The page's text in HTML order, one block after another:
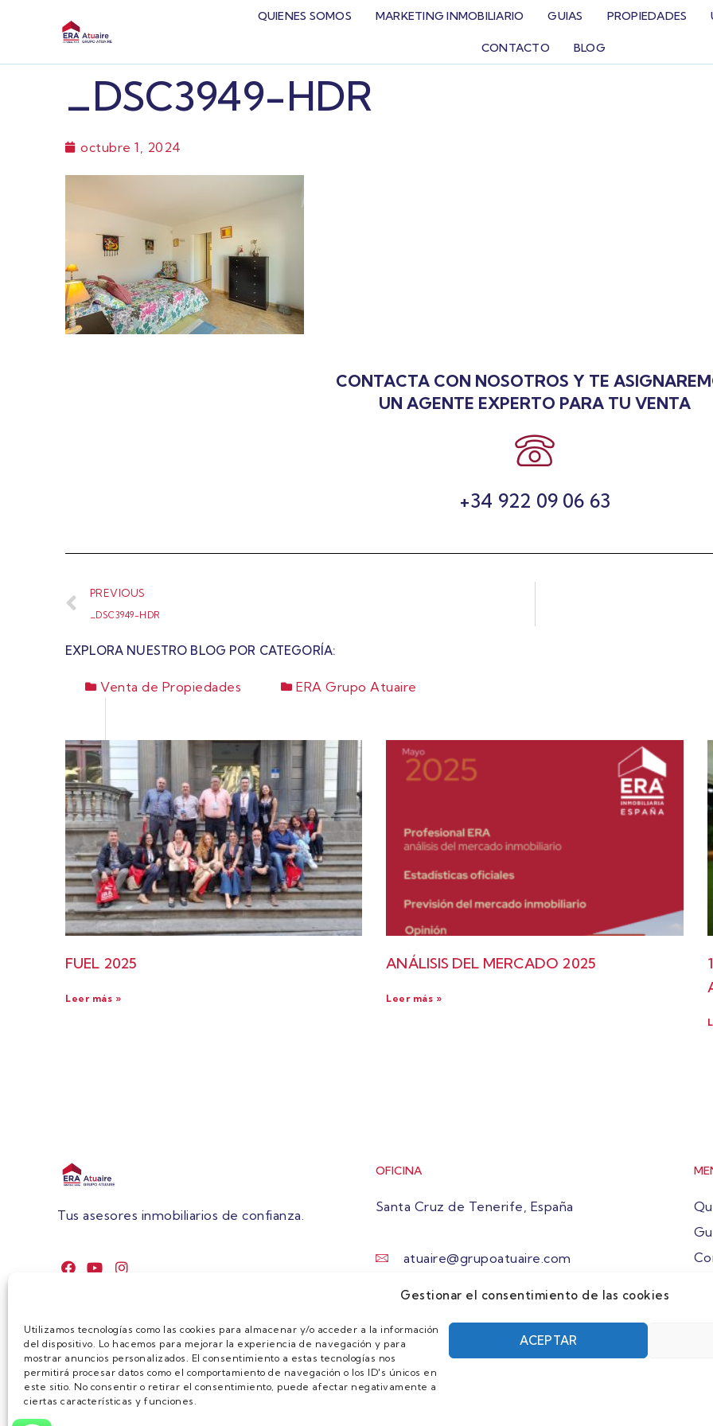
Gestionar el consentimiento de las cookies
Utilizamos tecnologías como las cookies para almacenar y/o acceder a la información
del dispositivo. Lo hacemos para mejorar la experiencia de navegación y para
mostrar anuncios personalizados. El consentimiento a estas tecnologías nos
permitirá procesar datos como el comportamiento de navegación o los ID's únicos en
este sitio. No consentir o retirar el consentimiento, puede afectar negativamente a
ciertas características y funciones.
ACEPTAR
QUIENES SOMOS MARKETING INMOBILIARIO GUIAS PROPIEDADES
CONTACTO BLOG
_DSC3949-HDR
octubre 1, 2024
CONTACTA CON NOSOTROS Y TE
UN AGENTE EXPERTO PARA TU VENTA
+34 922 09 06 63
PREVIOUS
_DSC3949-HDR
EXPLORA NUESTRO BLOG POR CATEGORÍA:
Venta de Propiedades ERA Grupo Atuaire
FUEL 2025
Leer más »
ANÁLISIS DEL MERCADO 2025
Leer más »
Tus asesores inmobiliarios de confianza.
OFICINA
Santa Cruz de Tenerife, España
atuaire@grupoatuaire.com